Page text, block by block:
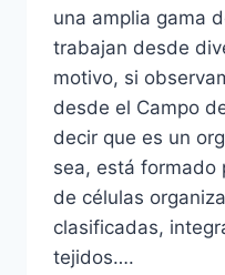
una amplia gama
trabajan desde
motivo, si
desde el Campo
decir que es un
sea, está formado
de células
clasificadas,
tejidos….